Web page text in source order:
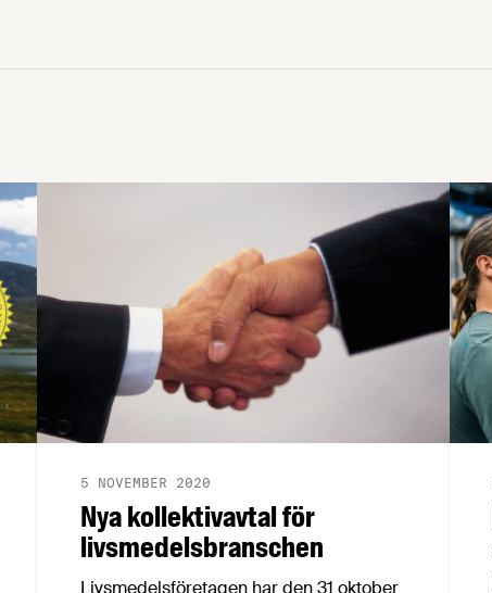
Nya kollektivavtal för
livsmedelsbranschen
5 NOVEMBER 2020
Livsmedelsföretagen har den 31 oktober